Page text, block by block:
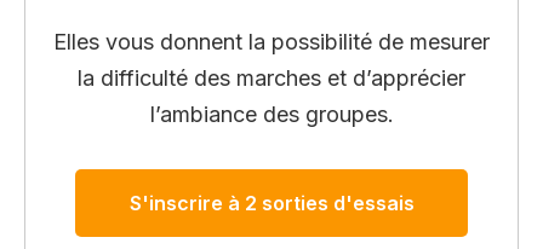
Elles vous donnent la possibilité de mesurer
la difficulté des marches et d’apprécier
l’ambiance des groupes.
S'inscrire à 2 sorties d'essais